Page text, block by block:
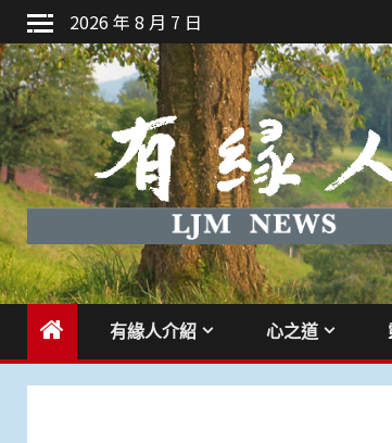
Skip
to
content
2026 年 8 月 7 日
有緣人介紹 心之道